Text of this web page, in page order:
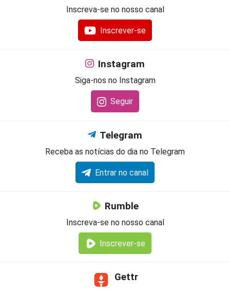
Inscreva-se no nosso canal
Inscrever-se
Instagram
Siga-nos no Instagram
Seguir
Telegram
Receba as notícias do dia no Telegram
Entrar no canal
Rumble
Inscreva-se no nosso canal
Inscrever-se
Gettr